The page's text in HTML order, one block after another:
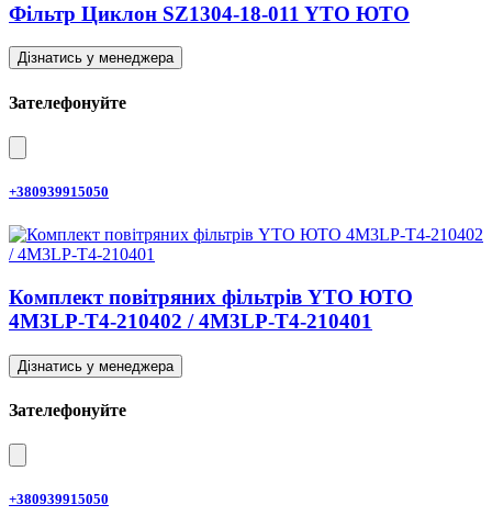
Фільтр Циклон SZ1304-18-011 YTO ЮТО
Дізнатись у менеджера
Зателефонуйте
+380939915050
Комплект повітряних фільтрів YTO ЮТО
4M3LP-T4-210402 / 4M3LP-T4-210401
Дізнатись у менеджера
Зателефонуйте
+380939915050